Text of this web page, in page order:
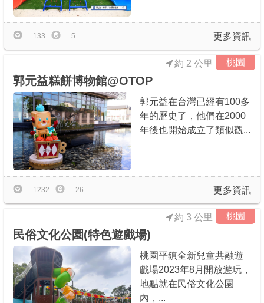
更多資訊
133 5
桃園
郭元益糕餅博物館@OTOP
約 2 公里
郭元益在台灣已經有100多
年的歷史了，他們在2000
年後也開始成立了類似觀...
更多資訊
1232 26
桃園
民俗文化公園(特色遊戲場)
約 3 公里
桃園平鎮全新兒童共融遊
戲場2023年8月開放遊玩，
地點就在民俗文化公園
內，...